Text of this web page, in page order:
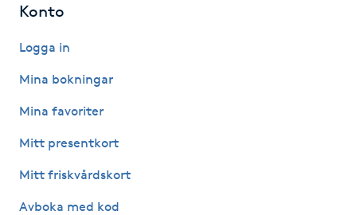
Gruppträning
Konto
Logga in
Mina bokningar
Mina favoriter
Mitt presentkort
Mitt friskvårdskort
Avboka med kod